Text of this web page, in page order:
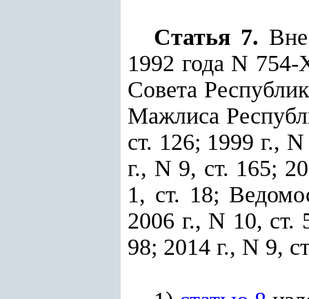
Статья 7.
1992 года N
Совета
Мажлиса
ст. 126; 1999 г.,
г., N 9, ст. 165;
1, ст. 18;
2006 г., N 10, ст.
98; 2014 г., N 9,